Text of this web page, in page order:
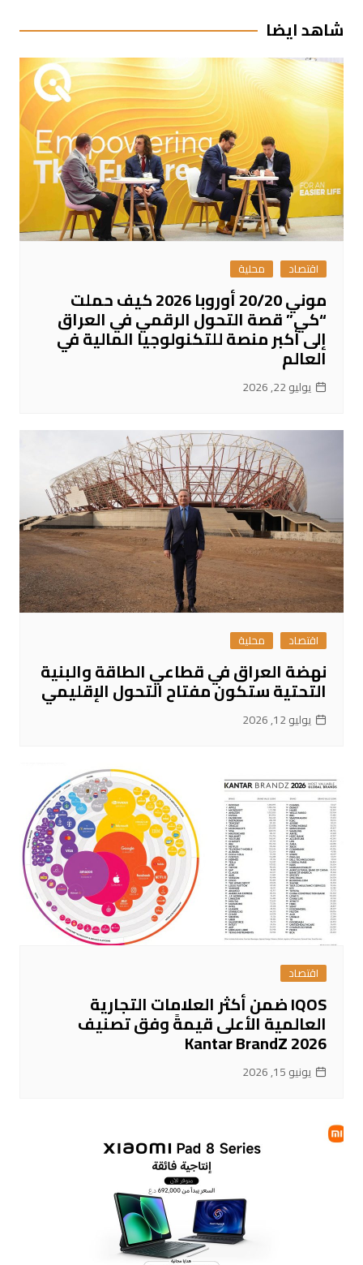
شاهد ايضا
اقتصاد محلية
موني 20/20 أوروبا 2026 كيف حملت
“كي” قصة التحول الرقمي في العراق
إلى أكبر منصة للتكنولوجيا المالية في
العالم
يوليو 22, 2026
اقتصاد محلية
نهضة العراق في قطاعي الطاقة والبنية
التحتية ستكون مفتاح التحول الإقليمي
يوليو 12, 2026
اقتصاد
IQOS ضمن أكثر العلامات التجارية
العالمية الأعلى قيمةً وفق تصنيف
Kantar BrandZ 2026
يونيو 15, 2026